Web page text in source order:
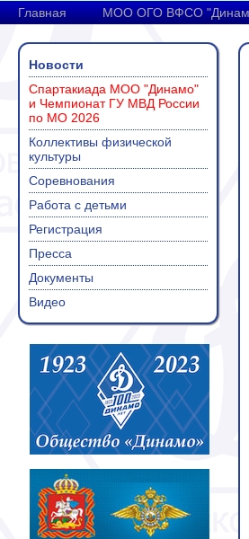
Главная МОО ОГО ВФСО
Новости
Спартакиада МОО "Динамо"
и Чемпионат ГУ МВД России
по МО 2026
Коллективы физической
культуры
Соревнования
Работа с детьми
Регистрация
Пресса
Документы
Видео